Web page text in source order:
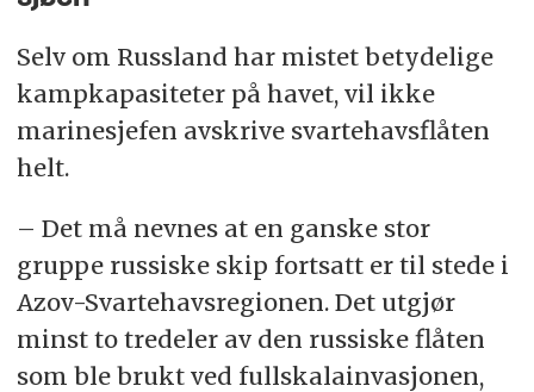
Selv om Russland har mistet betydelige
kampkapasiteter på havet, vil ikke
marinesjefen avskrive svartehavsflåten
helt.
– Det må nevnes at en ganske stor
gruppe russiske skip fortsatt er til stede i
Azov-Svartehavsregionen. Det utgjør
minst to tredeler av den russiske flåten
som ble brukt ved fullskalainvasjonen,